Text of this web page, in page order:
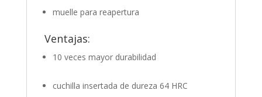
muelle para reapertura
Ventajas:
10 veces mayor durabilidad
cuchilla insertada de dureza 64 HRC